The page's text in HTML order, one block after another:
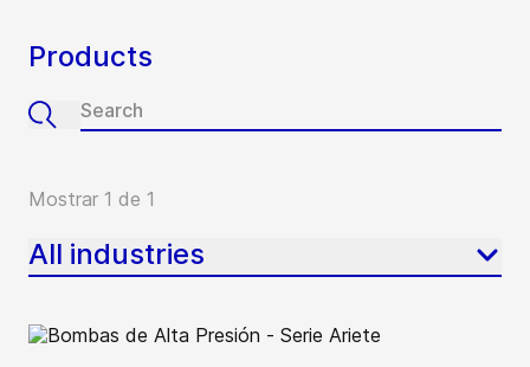
Products
Mostrar 1 de 1
All industries